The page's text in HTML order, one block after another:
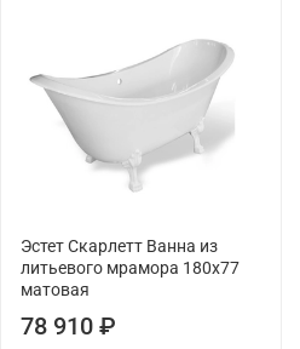
Эстет Скарлетт Ванна из
литьевого мрамора 180x77
матовая
78 910 ₽